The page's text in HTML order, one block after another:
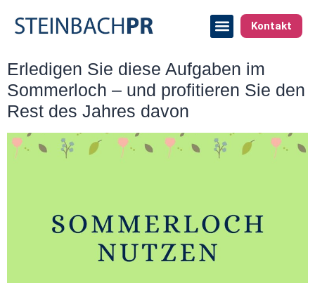
Kontakt
Erledigen Sie diese Aufgaben im
Sommerloch – und profitieren Sie den
Rest des Jahres davon